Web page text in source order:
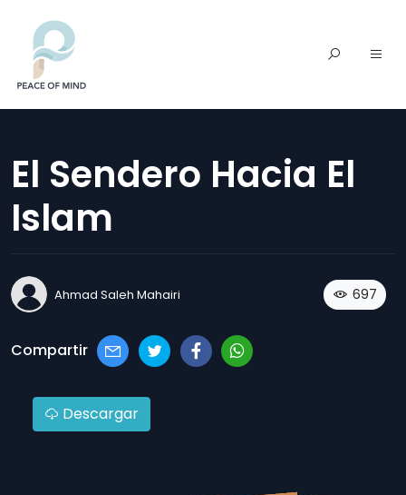
El Sendero Hacia El
Islam
Ahmad Saleh Mahairi 697
Compartir
Descargar